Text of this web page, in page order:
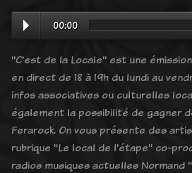
00:00
"C'est de la Locale" est une
en direct de 18 à 19h du lundi au
infos associatives ou culturelles
également la possibilité de gagner
Ferarock. On vous présente des
rubrique "Le local de l'étape" co-
radios musiques actuelles Normand